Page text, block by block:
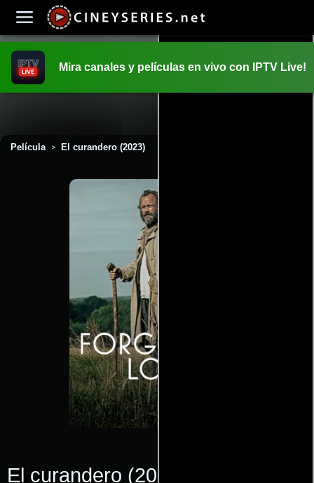
Mira canales y películas en vivo con IPTV Live!
Película > El curandero (2023)
El curandero (2023)